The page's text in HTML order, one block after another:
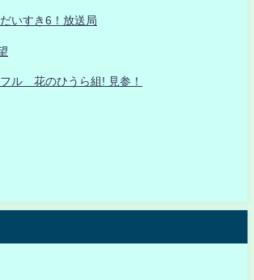
いすき6！放送局
ル 花のひうら組! 見参！